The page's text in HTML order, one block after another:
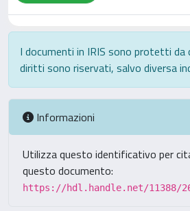
I documenti in IRIS sono protetti
diritti sono riservati, salvo diversa
Informazioni
Utilizza questo identificativo per
questo documento:
https://hdl.handle.net/11388/